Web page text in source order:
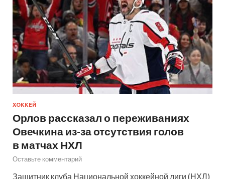
ХОККЕЙ
Орлов рассказал о переживаниях
Овечкина из-за отсутствия голов
в матчах НХЛ
Оставьте комментарий
Защитник клуба Национальной хоккейной лиги (НХЛ)